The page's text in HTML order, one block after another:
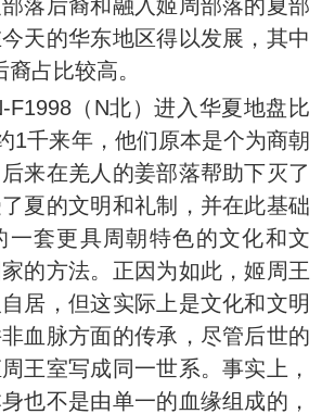
落后裔和融入姬周部落的夏部
天的华东地区得以发展，其中
占比较高。
（N北）进入华夏地盘比
1千来年，他们原本是个为商朝
来在羌人的姜部落帮助下灭了
夏的文明和礼制，并在此基础
一套更具周朝特色的文化和文
的方法。正因为如此，姬周王
居，但这实际上是文化和文明
血脉方面的传承，尽管后世的
王室写成同一世系。事实上，
也不是由单一的血缘组成的，